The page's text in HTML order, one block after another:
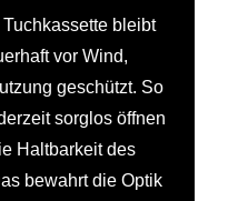
bleibt
vor Wind,
geschützt. So
sorglos öffnen
Haltbarkeit des
bewahrt die Optik